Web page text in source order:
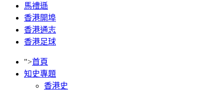
馬禮遜
香港開埠
香港通志
香港足球
">首頁
知史專題
香港史